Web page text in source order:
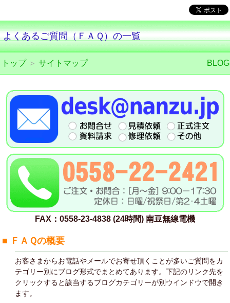
よくあるご質問（ＦＡＱ）の一覧
トップ＞ サイトマップ BLOG
FAX：0558-23-4838 (24時間) 南豆無線電機
■ ＦＡＱの概要
お客さまからお電話やメールでお寄せ頂くことが多いご質問をカ
テゴリー別にブログ形式でまとめてあります。下記のリンク先を
クリックすると該当するブログカテゴリーが別ウインドウで開き
ます。